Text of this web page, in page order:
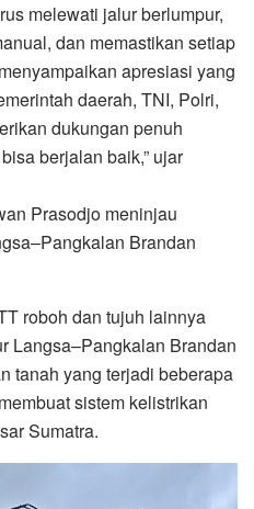
melewati jalur berlumpur,
dan memastikan setiap
apresiasi yang
daerah, TNI, Polri,
dukungan penuh
berjalan baik,” ujar
Prasodjo meninjau
Brandan
roboh dan tujuh lainnya
Langsa–Pangkalan Brandan
tanah yang terjadi beberapa
sistem kelistrikan
Sumatra.